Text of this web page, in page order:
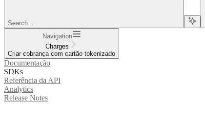
Search...
Navigation
Charges
Criar cobrança com cartão tokenizado
Documentação
SDKs
Referência da API
Analytics
Release Notes